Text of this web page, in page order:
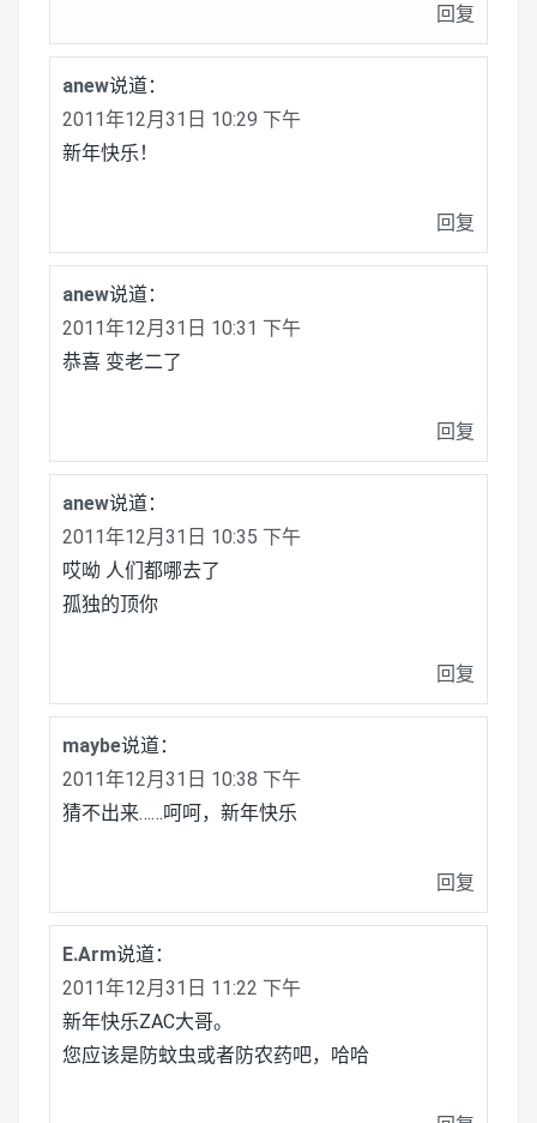
回复
anew说道：
2011年12月31日 10:29 下午
新年快乐！
回复
anew说道：
2011年12月31日 10:31 下午
恭喜 变老二了
回复
anew说道：
2011年12月31日 10:35 下午
哎呦 人们都哪去了
孤独的顶你
回复
maybe说道：
2011年12月31日 10:38 下午
猜不出来……呵呵，新年快乐
回复
E.Arm说道：
2011年12月31日 11:22 下午
新年快乐ZAC大哥。
您应该是防蚊虫或者防农药吧，哈哈